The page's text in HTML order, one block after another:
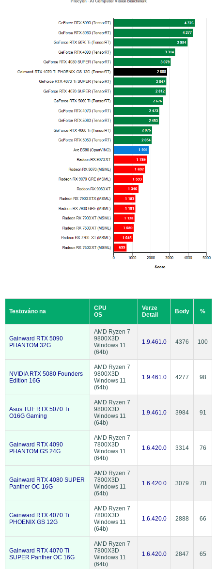
Testováno na
CPU
OS
Verze
Detail
Body %
Gainward RTX 5090
PHANTOM 32G
AMD Ryzen 7
9800X3D
Windows 11
(64b)
1.9.461.0 4376 100
NVIDIA RTX 5080 Founders
Edition 16G
AMD Ryzen 7
9800X3D
Windows 11
(64b)
1.9.461.0 4277 98
Asus TUF RTX 5070 Ti
O16G Gaming
AMD Ryzen 7
9800X3D
Windows 11
(64b)
1.9.461.0 3984 91
Gainward RTX 4090
PHANTOM GS 24G
AMD Ryzen 7
7800X3D
Windows 11
(64b)
1.6.420.0 3314 76
Gainward RTX 4080 SUPER
Panther OC 16G
AMD Ryzen 7
7800X3D
Windows 11
(64b)
1.6.420.0 3079 70
Gainward RTX 4070 Ti
PHOENIX GS 12G
AMD Ryzen 7
7800X3D
Windows 11
(64b)
1.6.420.0 2888 66
Gainward RTX 4070 Ti
SUPER Panther OC 16G
AMD Ryzen 7
7800X3D
Windows 11
(64b)
1.6.420.0 2847 65